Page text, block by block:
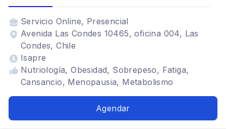
Servicio Online, Presencial
Avenida Las Condes 10465, oficina 004, Las
Condes, Chile
Isapre
Nutriología, Obesidad, Sobrepeso, Fatiga,
Cansancio, Menopausia, Metabolismo
Agendar